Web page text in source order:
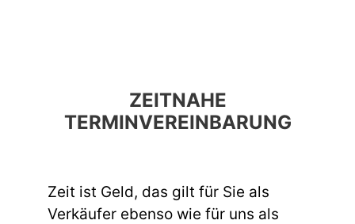
ZEITNAHE
TERMINVEREINBARUNG
Zeit ist Geld, das gilt für Sie als
Verkäufer ebenso wie für uns als